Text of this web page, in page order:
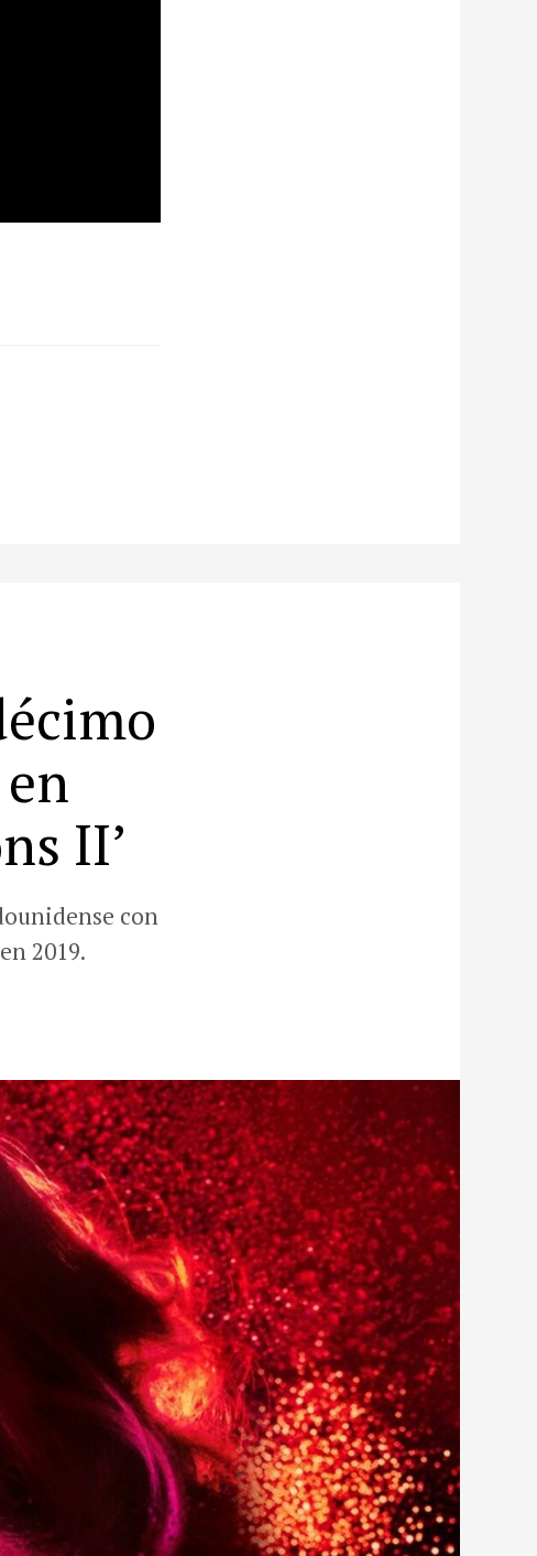
II’
con
2019.